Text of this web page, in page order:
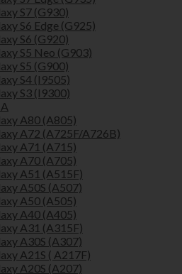
S7 (G930)
S6 Edge (G925)
S6 (G920)
S5 Neo (G903)
S5 (G900)
S4 (I9505)
S3 (I9300)
A80 (A805)
A72 (A725F/A726B)
A71 (A715)
A70 (A705)
A51 (A515F)
A50S (A507)
A50 (A505)
A40 (A405)
A31 (A315F)
A30S (A307)
A21S ( A217F)
A20S (A207)